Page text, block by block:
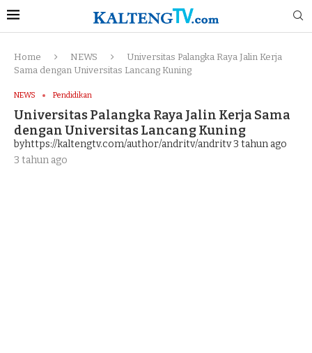
Home NEWS
Universitas Palangka Raya Jalin Kerja
Sama dengan Universitas Lancang Kuning
NEWS Pendidikan
Universitas Palangka Raya Jalin Kerja Sama
dengan Universitas Lancang Kuning
byhttps://kaltengtv.com/author/andritv/andritv3 tahun ago
3 tahun ago